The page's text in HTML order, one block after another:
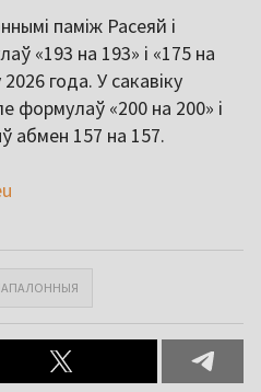
паміж Расеяй і
«193 на 193» і «175 на
года. У сакавіку
формулаў «200 на 200» і
абмен 157 на 157.